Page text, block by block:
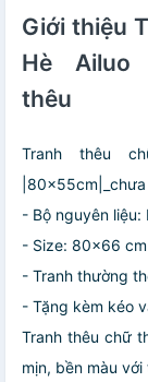
Giới thiệu
Hè Ailuo
thêu
Tranh thêu
- Bộ nguyên liệu:
- Size: 80x66
- Tranh thường
- Tặng kèm kéo
Tranh thêu chữ
mịn, bền màu